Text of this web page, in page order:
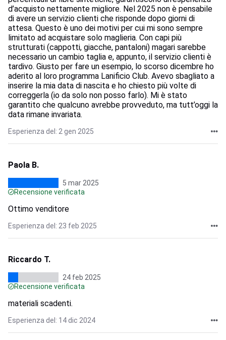
d’acquisto nettamente migliore. Nel 2025 non è pensabile
di avere un servizio clienti che risponde dopo giorni di
attesa. Questo è uno dei motivi per cui mi sono sempre
limitato ad acquistare solo maglieria. Con capi più
strutturati (cappotti, giacche, pantaloni) magari sarebbe
necessario un cambio taglia e, appunto, il servizio clienti è
tardivo. Giusto per fare un esempio, lo scorso dicembre ho
aderito al loro programma Lanificio Club. Avevo sbagliato a
inserire la mia data di nascita e ho chiesto più volte di
correggerla (io da solo non posso farlo). Mi è stato
garantito che qualcuno avrebbe provveduto, ma tutt’oggi la
data rimane invariata.
Esperienza del: 2 gen 2025
Paola B.
5 mar 2025
Recensione verificata
Ottimo venditore
Esperienza del: 23 feb 2025
Riccardo T.
24 feb 2025
Recensione verificata
materiali scadenti.
Esperienza del: 14 dic 2024